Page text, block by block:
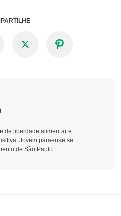
de liberdade alimentar e
Jovem paraense se
de São Paulo.